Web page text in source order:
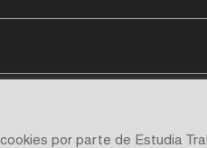
por parte de Estudia